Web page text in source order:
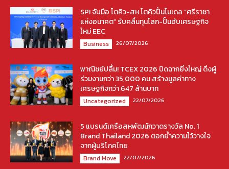
SPI จับมือ โตคิว-สห โตคิวปั้นโมเดล “ศรีราชา
แห่งอนาคต” รับคลื่นทุนโลก-ปั้นฮับเศรษฐกิจ
ใหม่ EEC
Business 26/07/2026
พาณิชย์ปลื้ม! TCEX 2026 ปิดฉากยิ่งใหญ่ ดึงผู้
ร่วมงานกว่า 35,000 คน สร้างมูลค่าทาง
เศรษฐกิจกว่า 647 ล้านบาท
Uncategorized 22/07/2026
5 แบรนด์เครือสหพัฒน์กวาดรางวัล No. 1
Brand Thailand 2026 ตอกย้ำความไว้วางใจ
จากผู้บริโภคไทย
Brand Move 22/07/2026